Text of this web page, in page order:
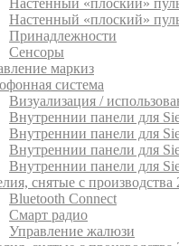
Настенный «плоский»
Настенный «плоский»
Принадлежности
Сенсоры
маркиз
система
Визуализация /
Внутреннии панели для
Внутреннии панели для
Внутреннии панели для
Внутреннии панели для
снятые с производства
Bluetooth Connect
Смарт радио
Управление жалюзи